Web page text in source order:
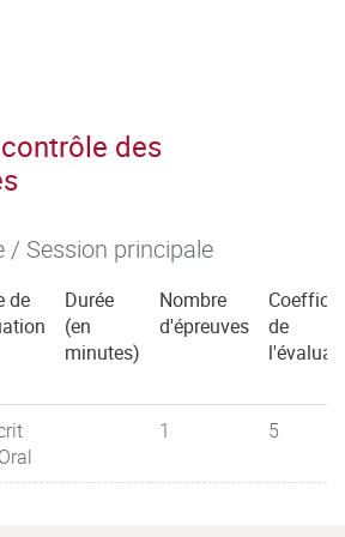
des
/ Session principale
de
Durée
(en
minutes)
Nombre
d'épreuves
de
1 5